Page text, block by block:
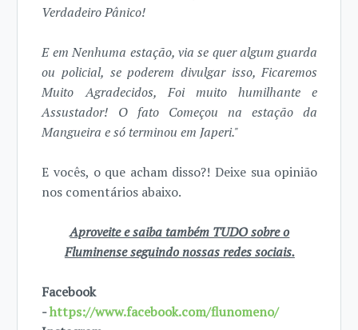
Verdadeiro Pânico!
E em Nenhuma estação, via se quer algum guarda
ou policial, se poderem divulgar isso, Ficaremos
Muito Agradecidos, Foi muito humilhante e
Assustador! O fato Começou na estação da
Mangueira e só terminou em Japeri."
E vocês, o que acham disso?! Deixe sua opinião
nos comentários abaixo.
Aproveite e saiba também TUDO sobre o
Fluminense seguindo nossas redes sociais.
Facebook
-https://www.facebook.com/flunomeno/